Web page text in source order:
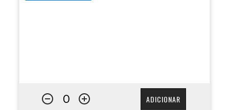
ADICIONAR